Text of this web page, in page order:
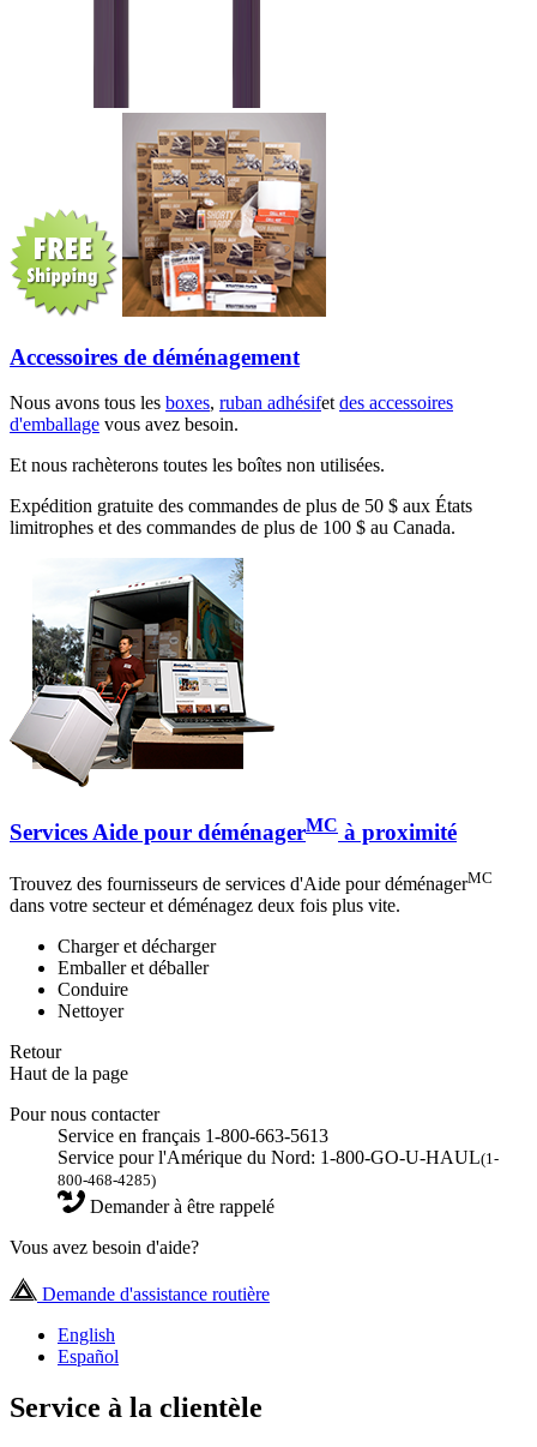
Accessoires de déménagement
Nous avons tous les boxes, ruban adhésifetdes accessoires
d'emballage vous avez besoin.
Et nous rachèterons toutes les boîtes non utilisées.
Expédition gratuite des commandes de plus de 50 $ aux États
limitrophes et des commandes de plus de 100 $ au Canada.
Services Aide pour déménagerMC à proximité
Trouvez des fournisseurs de services d'Aide pour déménagerMC
dans votre secteur et déménagez deux fois plus vite.
Charger et décharger
Emballer et déballer
Conduire
Nettoyer
Retour
Haut de la page
Pour nous contacter
Service en français 1-800-663-5613
Service pour l'Amérique du Nord: 1-800-GO-U-HAUL(1-
800-468-4285)
Demander à être rappelé
Vous avez besoin d'aide?
Demande d'assistance routière
English
Español
Service à la clientèle